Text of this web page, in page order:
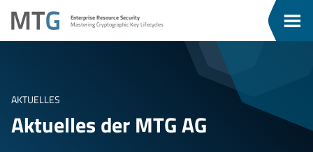
MTG
Enterprise Resource Security
Mastering Cryptographic Key Lifecycles
AKTUELLES
Aktuelles der MTG AG